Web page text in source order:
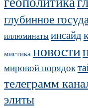
глубинное
иллюминатыинсайд
мистика новости
мировой порядок
телеграмм
элиты